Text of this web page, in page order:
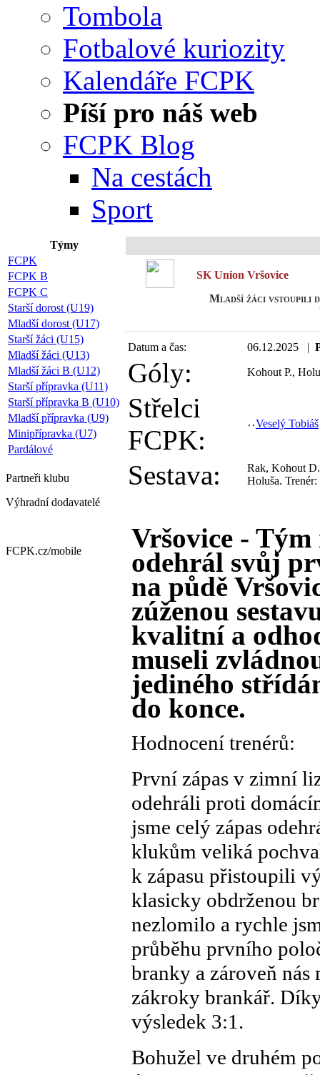
Tombola
Fotbalové kuriozity
Kalendáře FCPK
Píší pro náš web
FCPK Blog
Na cestách
Sport
Týmy
FCPK
FCPK B
FCPK C
Starší dorost (U19)
Mladší dorost (U17)
Starší žáci (U15)
Mladší žáci (U13)
Mladší žáci B (U12)
Starší přípravka (U11)
Starší přípravka B (U10)
Mladší přípravka (U9)
Minipřípravka (U7)
Pardálové
Partneři klubu
Výhradní dodavatelé
FCPK.cz/mobile
SK Union Vršovice
Mladší žáci vstoupili
Datum a čas: 06.12.2025 |
Góly: Kohout P.,
Střelci
FCPK:
Veselý Tobiáš
Sestava:
Rak, Kohout
Holuša.
Vršovice -
odehrál svůj
na půdě
zúženou
kvalitní a
museli
jediného
do konce.
Hodnocení trenérů:
První zápas v zimní
odehráli proti
jsme celý zápas
klukům veliká
k zápasu přistoupili
klasicky obdrženou
nezlomilo a rychle
průběhu prvního
branky a zároveň
zákroky brankář.
výsledek 3:1.
Bohužel ve druhém